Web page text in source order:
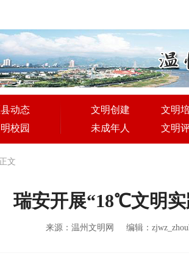
动态
校园
文明创建 文明
未成年人
文明
正文
瑞安开展“18℃文明
来源：温州文明网 编辑：